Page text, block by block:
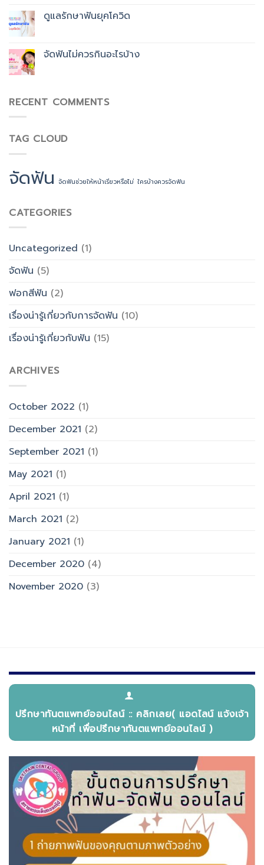
ลม
สกา
ต้อง
แพทย์
ฟัน
ดูแลรักษาฟันยุคโควิด
​จัดฟันไม่ควรกินอะไรบ้าง
RECENT COMMENTS
TAG CLOUD
จัดฟัน จัดฟันช่วยให้หน้าเรียวหรือไม่ ใครบ้างควรจัดฟัน
CATEGORIES
Uncategorized (1)
จัดฟัน (5)
ฟอกสีฟัน (2)
เรื่องน่ารู้เกี่ยวกับการจัดฟัน (10)
เรื่องน่ารู้เกี่ยวกับฟัน (15)
ARCHIVES
October 2022 (1)
December 2021 (2)
September 2021 (1)
May 2021 (1)
April 2021 (1)
March 2021 (2)
January 2021 (1)
December 2020 (4)
November 2020 (3)
ปรึกษาทันตแพทย์ออนไลน์ :: คลิกเลย( แอดไลน์ แจ้งเจ้า
หน้าที่ เพื่อปรึกษาทันตแพทย์ออนไลน์ )